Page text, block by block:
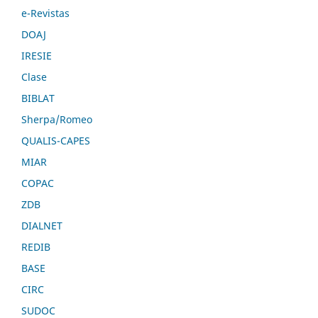
e-Revistas
DOAJ
IRESIE
Clase
BIBLAT
Sherpa/Romeo
QUALIS-CAPES
MIAR
COPAC
ZDB
DIALNET
REDIB
BASE
CIRC
SUDOC